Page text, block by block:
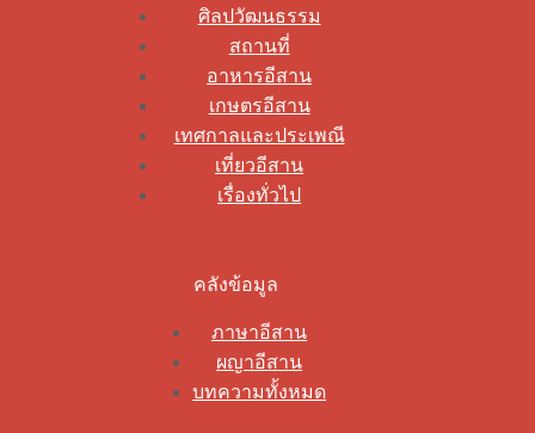
ศิลปวัฒนธรรม
สถานที่
อาหารอีสาน
เกษตรอีสาน
เทศกาลและประเพณี
เที่ยวอีสาน
เรื่องทั่วไป
คลังข้อมูล
ภาษาอีสาน
ผญาอีสาน
บทความทั้งหมด